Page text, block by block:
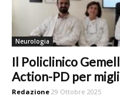
Neurologia
Il Policlinico
Action-PD per
Redazione 29 Ottobre 2025